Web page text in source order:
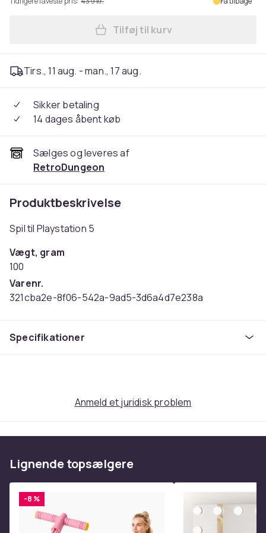
Læg Call of Duty Black Ops
Tilføj til kurv
Tirs., 11 aug. - man., 17 aug.
Sikker betaling
14 dages åbent køb
Sælges og leveres af
RetroDungeon
Produktbeskrivelse
Spil til Playstation 5
Vægt, gram
100
Varenr.
321cba2e-8f06-542a-9ad5-3d6a4d7e238a
Specifikationer
Anmeld et juridisk problem
Lignende topsælgere
-8 %